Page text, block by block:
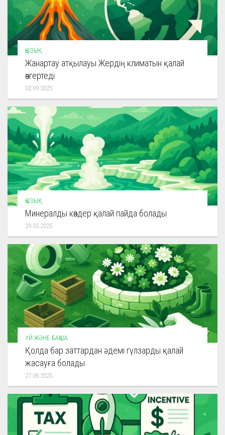
ҚЫЗЫҚ
Жанартау атқылауы Жердің климатын қалай
өзгертеді
02.09.2025
ҚЫЗЫҚ
Минералды көздер қалай пайда болады
29.05.2025
ҮЙ ЖӘНЕ БАҚША
Қолда бар заттардан әдемі гүлзарды қалай
жасауға болады
27.06.2025